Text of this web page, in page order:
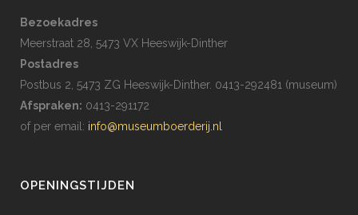
Bezoekadres
Meerstraat 28, 5473 VX Heeswijk-Dinther
Postadres
Postbus 2, 5473 ZG Heeswijk-Dinther. 0413-292481 (museum)
Afspraken: 0413-291172
of per email: info@museumboerderij.nl
OPENINGSTIJDEN